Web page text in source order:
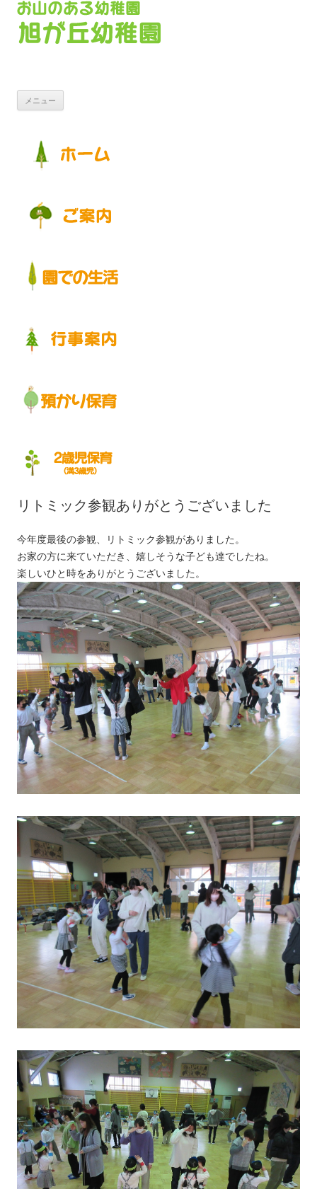
メニュー
リトミック参観ありがとうございました
今年度最後の参観、リトミック参観がありました。
お家の方に来ていただき、嬉しそうな子ども達でしたね。
楽しいひと時をありがとうございました。